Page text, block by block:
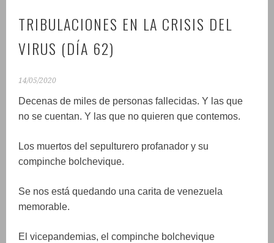
TRIBULACIONES EN LA CRISIS DEL
VIRUS (DÍA 62)
14/05/2020
Decenas de miles de personas fallecidas. Y las que
no se cuentan. Y las que no quieren que contemos.
Los muertos del sepulturero profanador y su
compinche bolchevique.
Se nos está quedando una carita de venezuela
memorable.
El vicepandemias, el compinche bolchevique